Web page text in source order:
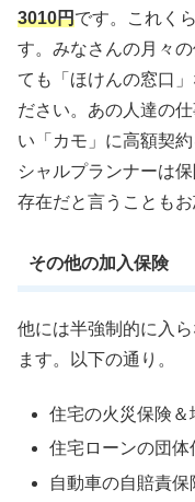
3010円です。これく
す。みなさんの月々
ても「ほけんの窓口
ださい。あの人達の
い「カモ」に高額契
シャルプランナーは
存在だと言うこともお
その他の加入保険
他には半強制的に入
ます。以下の通り。
住宅の火災保険＆
住宅ローンの団体
自動車の自賠責保